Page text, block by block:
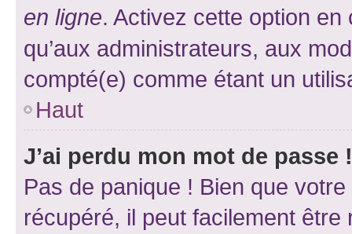
en ligne. Activez cette option
qu’aux administrateurs, aux
compté(e) comme étant un
Haut
J’ai perdu mon mot de passe !
Pas de panique ! Bien que
récupéré, il peut facilement